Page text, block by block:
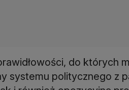
do których
systemu politycznego z